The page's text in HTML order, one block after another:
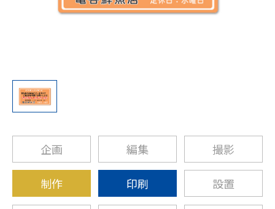
企画 編集 撮影
制作 印刷 設置